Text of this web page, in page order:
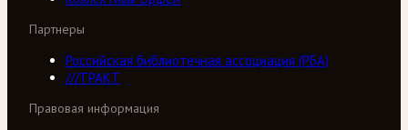
Партнеры
Российская библиотечная ассоциация (РБА)
///ТРАКТ
Правовая информация